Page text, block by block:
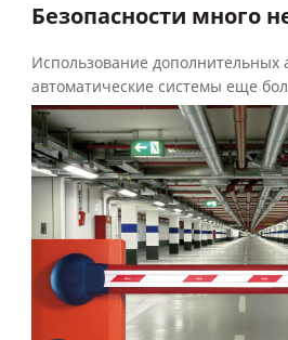
Безопасности много
Использование дополнительных
автоматические системы еще